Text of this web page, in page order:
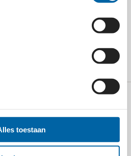
toestaan
OVER
ZUID-
E-mail